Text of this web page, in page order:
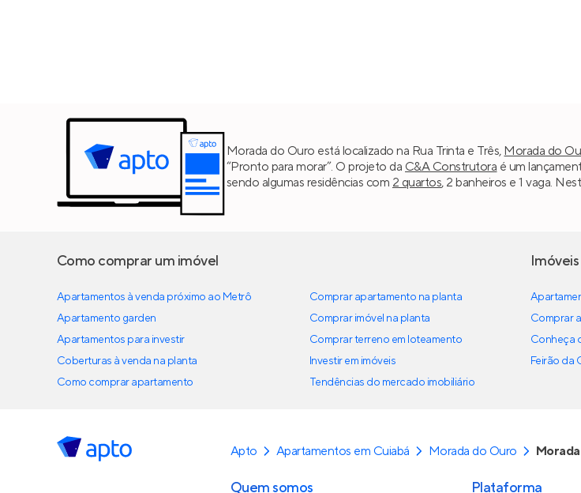
Morada do Ouro está localizado na Rua Trinta e Três, Morada do
“Pronto para morar”. O projeto da C&A Construtora é um
sendo algumas residências com 2 quartos, 2 banheiros e 1 vaga.
Como comprar um imóvel
Apartamentos à venda próximo ao Metrô
Apartamento garden
Apartamentos para investir
Coberturas à venda na planta
Como comprar apartamento
Comprar apartamento na planta
Comprar imóvel na planta
Comprar terreno em loteamento
Investir em imóveis
Tendências do mercado imobiliário
Comprar
Conheça
Feirão da
Apto Apartamentos em Cuiabá Morada do Ouro
Quem somos Plataforma